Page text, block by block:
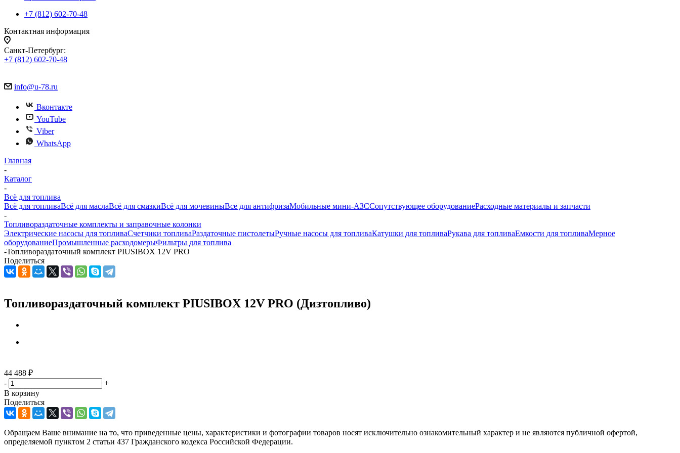
+7 (812) 602-70-48
Контактная информация
Санкт-Петербург:
+7 (812) 602-70-48
info@u-78.ru
Вконтакте
YouTube
Viber
WhatsApp
Главная
-
Каталог
-
Всё для топлива
Всё для топливаВсё для маслаВсё для смазкиВсё для мочевиныВсе для антифризаМобильные мини-АЗССопутствующее оборудованиеРасходные материалы и запчасти
-
Топливораздаточные комплекты и заправочные колонки
Электрические насосы для топливаСчетчики топливаРаздаточные пистолетыРучные насосы для топливаКатушки для топливаРукава для топливаЕмкости для топливаМерное
оборудованиеПромышленные расходомерыФильтры для топлива
-Топливораздаточный комплект PIUSIBOX 12V PRO
Поделиться
Топливораздаточный комплект PIUSIBOX 12V PRO (Дизтопливо)
44 488 ₽
-
+
В корзину
Поделиться
Обращаем Ваше внимание на то, что приведенные цены, характеристики и фотографии товаров носят исключительно ознакомительный характер и не являются публичной офертой,
определяемой пунктом 2 статьи 437 Гражданского кодекса Российской Федерации.